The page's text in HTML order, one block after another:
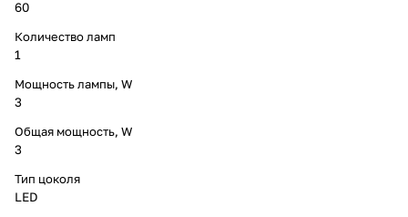
60
Количество ламп
1
Мощность лампы, W
3
Общая мощность, W
3
Тип цоколя
LED